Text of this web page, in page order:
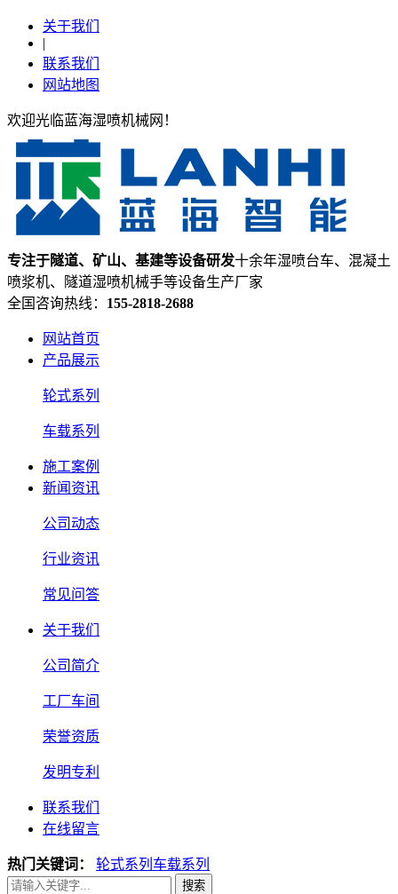
关于我们
|
联系我们
网站地图
欢迎光临蓝海湿喷机械网！
专注于隧道、矿山、基建等设备研发十余年湿喷台车、混凝土
喷浆机、隧道湿喷机械手等设备生产厂家
全国咨询热线： 155-2818-2688
网站首页
产品展示
轮式系列
车载系列
施工案例
新闻资讯
公司动态
行业资讯
常见问答
关于我们
公司简介
工厂车间
荣誉资质
发明专利
联系我们
在线留言
热门关键词： 轮式系列 车载系列
搜索